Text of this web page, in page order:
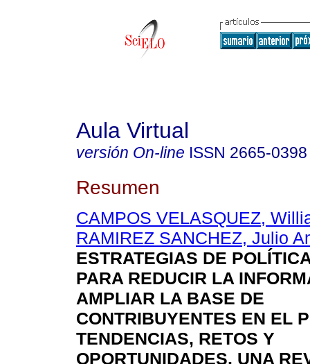
Aula Virtual
versión On-line ISSN 2665-0398
Resumen
CAMPOS VELASQUEZ,
RAMIREZ SANCHEZ, Julio
ESTRATEGIAS DE
PARA REDUCIR LA
AMPLIAR LA BASE DE
CONTRIBUYENTES EN EL
TENDENCIAS, RETOS Y
OPORTUNIDADES. UNA